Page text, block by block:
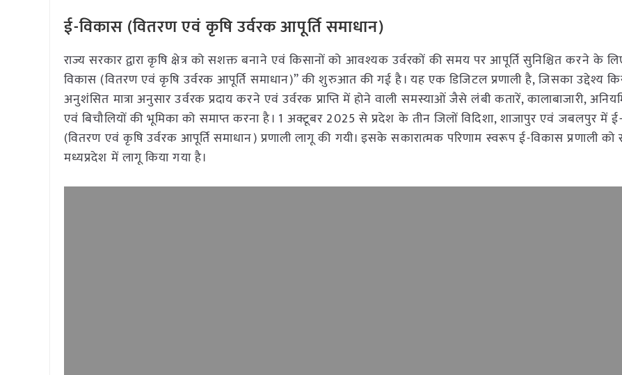
ई-विकास (वितरण एवं कृषि उर्वरक आपूर्ति समाधान)
राज्य सरकार द्वारा कृषि क्षेत्र को सशक्त बनाने एवं किसानों को आवश्यक उर्वरकों की समय पर आपूर्ति सुनिश्चित करने के
विकास (वितरण एवं कृषि उर्वरक आपूर्ति समाधान)” की शुरुआत की गई है। यह एक डिजिटल प्रणाली है, जिसका उ‌द्देश्य
अनुशंसित मात्रा अनुसार उर्वरक प्रदाय करने एवं उर्वरक प्राप्ति में होने वाली समस्याओं जैसे लंबी कतारें, कालाबाजारी,
एवं बिचौलियों की भूमिका को समाप्त करना है। 1 अक्टूबर 2025 से प्रदेश के तीन जिलों विदिशा, शाजापुर एवं जबलपुर में
(वितरण एवं कृषि उर्वरक आपूर्ति समाधान) प्रणाली लागू की गयी। इसके सकारात्मक परिणाम स्वरूप ई-विकास प्रणाली को
मध्यप्रदेश में लागू किया गया है।